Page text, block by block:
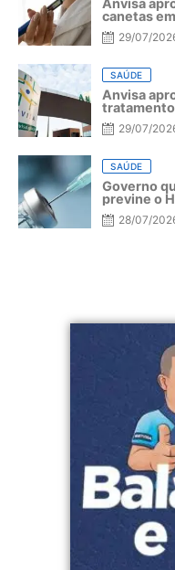
Anvisa
canetas
29/07/
SAÚDE
Anvisa
tratamento
29/07/
SAÚDE
Governo
previne o
28/07/